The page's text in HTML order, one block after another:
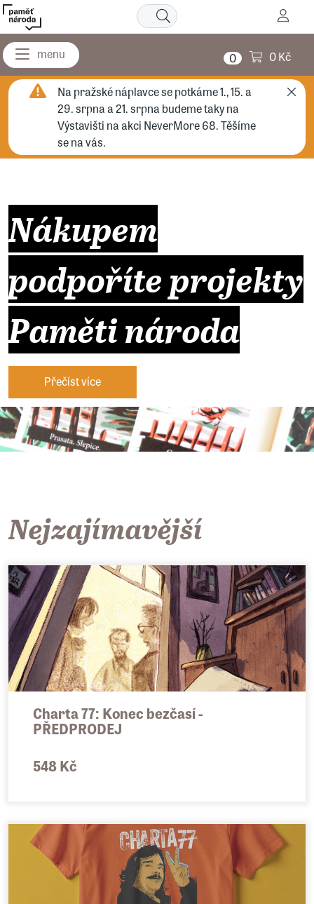
0 0 Kč
Na pražské náplavce se potkáme 1., 15. a
29. srpna a 21. srpna budeme taky na
Výstavišti na akci NeverMore 68. Těšíme
se na vás.
Nákupem
podpoříte projekty
Paměti národa
Přečíst více
Nejzajímavější
Charta 77: Konec bezčasí -
PŘEDPRODEJ
548 Kč